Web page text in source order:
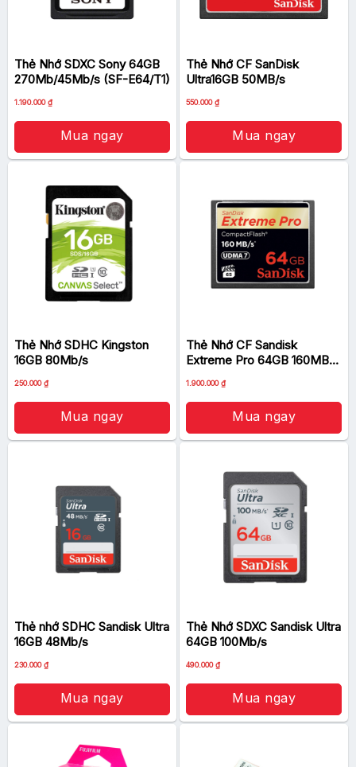
Thẻ Nhớ SDXC Sony 64GB
270Mb/45Mb/s (SF-E64/T1)
Giá
là:
1.590.000 ₫.
1.190.000₫Giá
hiện
tại
là:
1.190.000 ₫.
Mua ngay
Thẻ Nhớ CF SanDisk
Ultra16GB 50MB/s
Giá
là:
700.000 ₫.
550.000₫Giá
hiện
tại
550.000 ₫.
Mua ngay
Thẻ Nhớ SDHC Kingston
16GB 80Mb/s
250.000₫
Mua ngay
Thẻ Nhớ CF Sandisk
Extreme Pro 64GB 160MB/s
1.900.000₫
Mua ngay
Thẻ nhớ SDHC Sandisk Ultra
16GB 48Mb/s
230.000₫
Mua ngay
Thẻ Nhớ SDXC Sandisk Ultra
64GB 100Mb/s
490.000₫
Mua ngay